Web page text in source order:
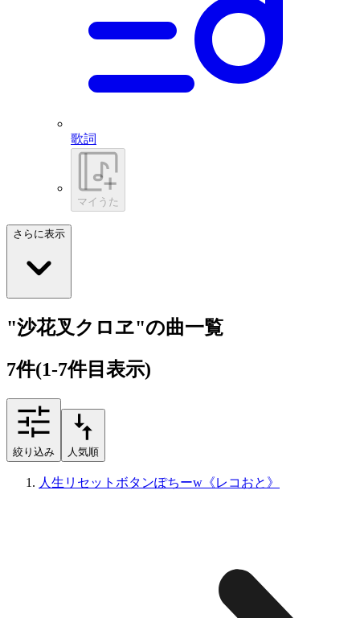
歌詞
マイうた
さらに表示
"沙花叉クロヱ"の曲一覧
7件(1-7件目表示)
絞り込み 人気順
人生リセットボタンぽちーw《レコおと》